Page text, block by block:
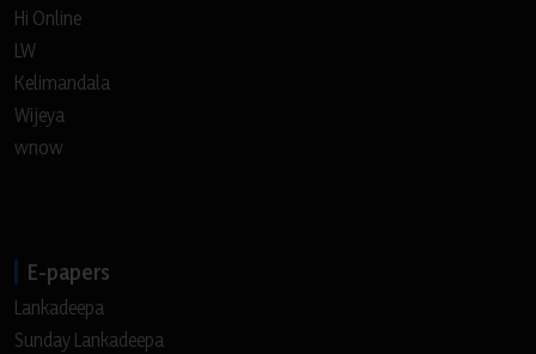
Hi Online
LW
Kelimandala
Wijeya
wnow
E-papers
Lankadeepa
Sunday Lankadeepa